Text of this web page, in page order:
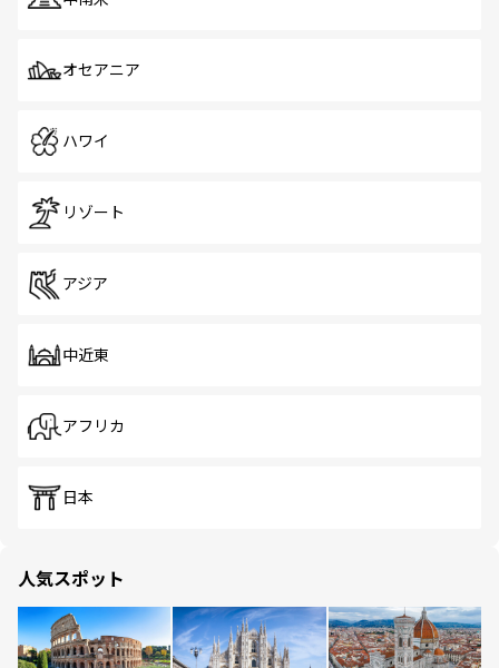
オセアニア
ハワイ
リゾート
アジア
中近東
アフリカ
日本
人気スポット